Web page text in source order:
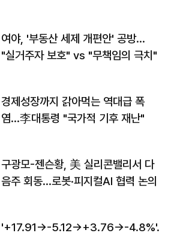
여야, '부동산 세제 개편안' 공방…
"실거주자 보호" vs "무책임의 극치"
경제성장까지 갉아먹는 역대급 폭
염…李대통령 "국가적 기후 재난"
구광모-젠슨황, 美 실리콘밸리서 다
음주 회동…로봇·피지컬AI 협력 논의
'+17.91→-5.12→+3.76→-4.8%'…'